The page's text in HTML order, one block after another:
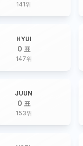
141위
HYUI
0 표
147위
JUUN
0 표
153위